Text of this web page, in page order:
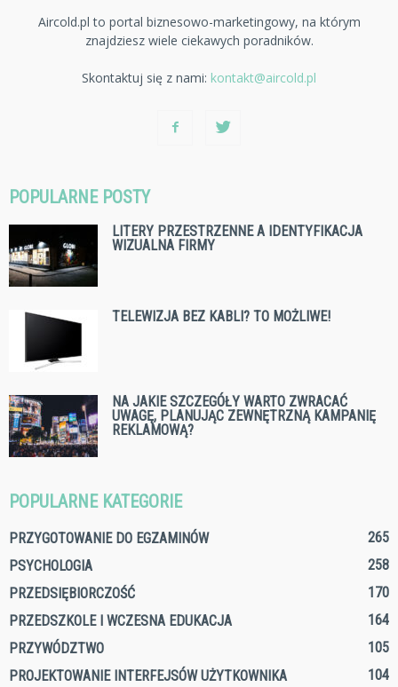
Aircold.pl to portal biznesowo-marketingowy, na którym
znajdziesz wiele ciekawych poradników.
Skontaktuj się z nami: kontakt@aircold.pl
POPULARNE POSTY
LITERY PRZESTRZENNE A IDENTYFIKACJA
WIZUALNA FIRMY
TELEWIZJA BEZ KABLI? TO MOŻLIWE!
NA JAKIE SZCZEGÓŁY WARTO ZWRACAĆ
UWAGĘ, PLANUJĄC ZEWNĘTRZNĄ KAMPANIĘ
REKLAMOWĄ?
POPULARNE KATEGORIE
PRZYGOTOWANIE DO EGZAMINÓW
265
PSYCHOLOGIA
258
PRZEDSIĘBIORCZOŚĆ
170
PRZEDSZKOLE I WCZESNA EDUKACJA
164
PRZYWÓDZTWO
105
PROJEKTOWANIE INTERFEJSÓW UŻYTKOWNIKA
104